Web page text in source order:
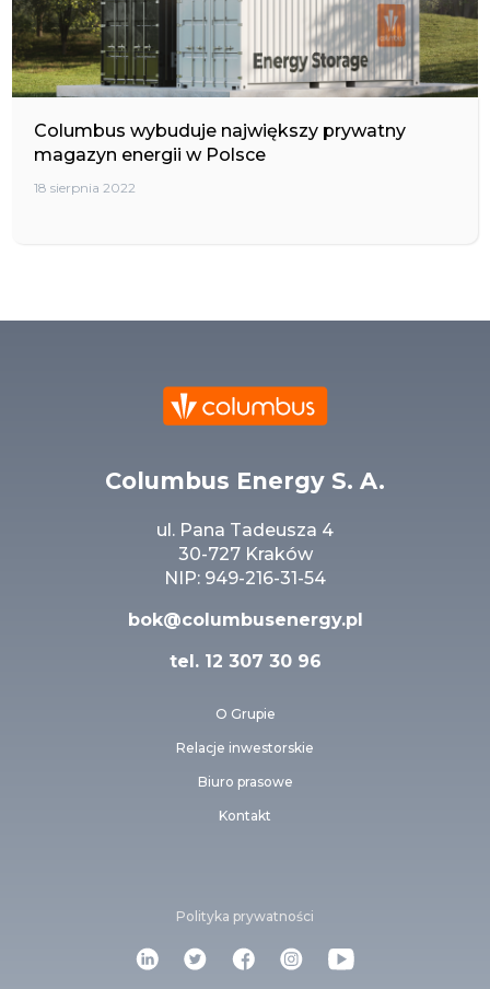
Columbus wybuduje największy prywatny
magazyn energii w Polsce
18 sierpnia 2022
Columbus Energy S. A.
ul. Pana Tadeusza 4
30-727 Kraków
NIP: 949-216-31-54
bok@columbusenergy.pl
tel.12 307 30 96
O Grupie
Relacje inwestorskie
Biuro prasowe
Kontakt
Polityka prywatności